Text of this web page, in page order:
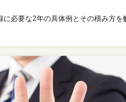
に必要な2年の具体例とその積み方を